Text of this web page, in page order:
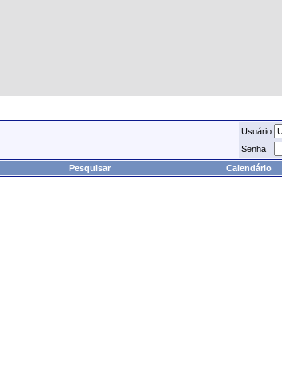
Usuário
Senha
Pesquisar Calendário